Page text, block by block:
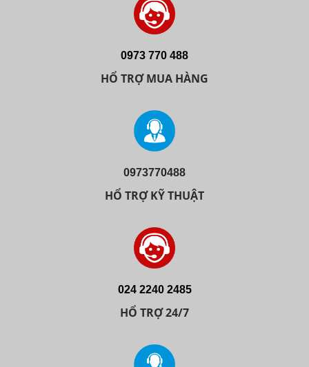
0973 770 488
HỔ TRỢ MUA HÀNG
0973770488
HỔ TRỢ KỸ THUẬT
024 2240 2485
HỔ TRỢ 24/7